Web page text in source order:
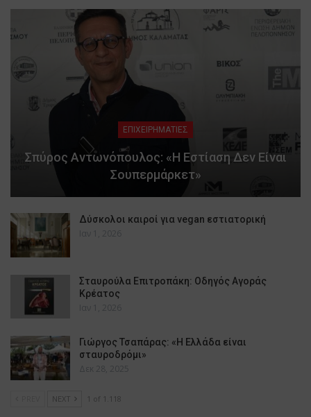
ΕΠΙΧΕΙΡΗΜΑΤΙΕΣ
Σπύρος Αντωνόπουλος: «Η Εστίαση Δεν Είναι
Σουπερμάρκετ»
Δύσκολοι καιροί για vegan εστιατορική
Ιαν 1, 2026
Σταυρούλα Επιτροπάκη: Οδηγός Αγοράς
Κρέατος
Ιαν 1, 2026
Γιώργος Τσαπάρας: «Η Ελλάδα είναι
σταυροδρόμι»
Δεκ 28, 2025
NEXT 1 of 1.118